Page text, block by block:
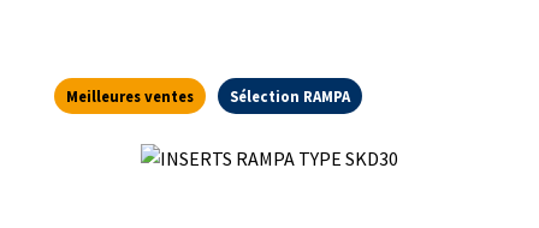
Meilleures ventes Sélection RAMPA
Ignorer la galerie d'images